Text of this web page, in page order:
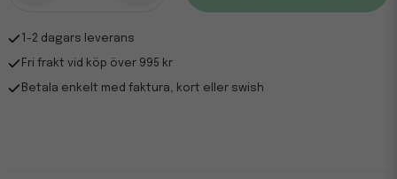
1-2 dagars leverans
Fri frakt vid köp över 995 kr
Betala enkelt med faktura, kort eller swish